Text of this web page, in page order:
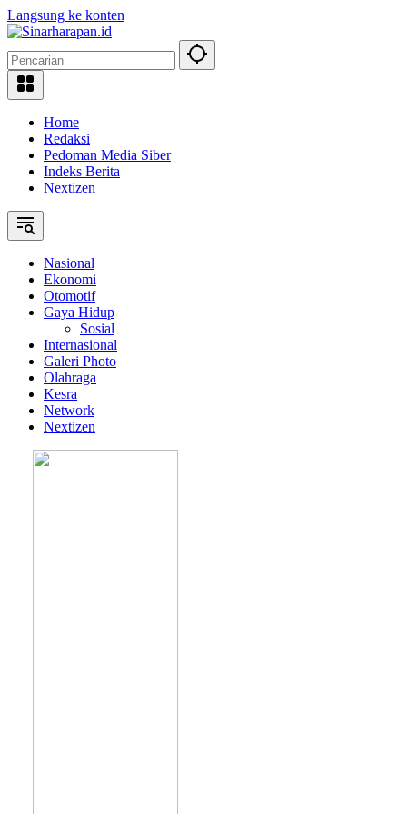
Langsung ke konten
Home
Redaksi
Pedoman Media Siber
Indeks Berita
Nextizen
Nasional
Ekonomi
Otomotif
Gaya Hidup
Sosial
Internasional
Galeri Photo
Olahraga
Kesra
Network
Nextizen